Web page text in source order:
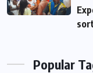
Popular